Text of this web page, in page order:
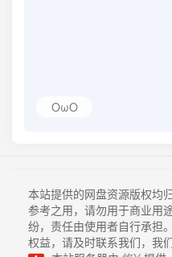
OωO
本站提供的网盘资源版权均
参考之用，请勿用于商业用
纷，责任由使用者自行承担
权益，请及时联系我们，我